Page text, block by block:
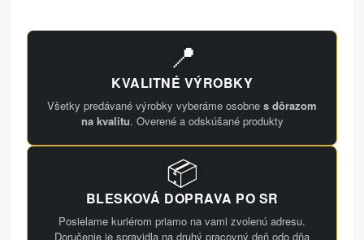
📍
KVALITNÉ VÝROBKY
Všetky predávané výrobky vyberáme osobne s dôrazom
na kvalitu. Overené a odskúšané produkty
📦
BLESKOVÁ DOPRAVA PO SR
Posielame kuriérom priamo na vami zvolenú adresu.
Doručenie je spravidla na druhý pracovný deň odo dňa